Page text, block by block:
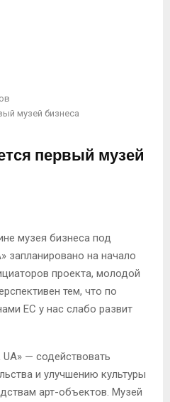
музей бизнеса
первый музей
музея бизнеса под
запланировано на начало
проекта, молодой
тем, что по
ЕС у нас слабо развит
UA» — содействовать
и улучшению культуры
арт-объектов. Музей